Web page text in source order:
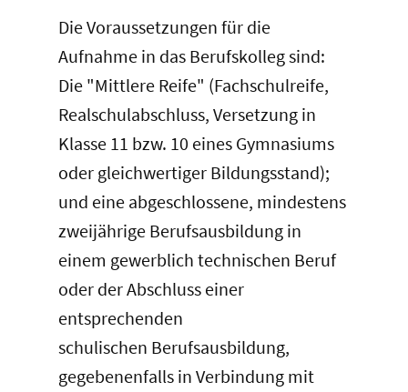
Die Voraussetzungen für die
Aufnahme in das Berufskolleg sind:
Die "Mittlere Reife" (Fachschulreife,
Realschulabschluss, Versetzung in
Klasse 11 bzw. 10 eines Gymnasiums
oder gleichwertiger Bildungsstand);
und eine abgeschlossene, mindestens
zweijährige Berufsausbildung in
einem gewerblich technischen Beruf
oder der Abschluss einer
entsprechenden
schulischen Berufsausbildung,
gegebenenfalls in Verbindung mit